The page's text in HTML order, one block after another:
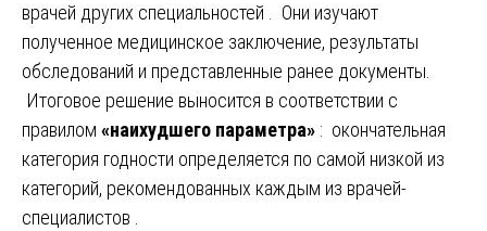
врачей других специальностей . Они изучают
полученное медицинское заключение, результаты
обследований и представленные ранее документы.
Итоговое решение выносится в соответствии с
правилом «наихудшего параметра» : окончательная
категория годности определяется по самой низкой из
категорий, рекомендованных каждым из врачей-
специалистов .